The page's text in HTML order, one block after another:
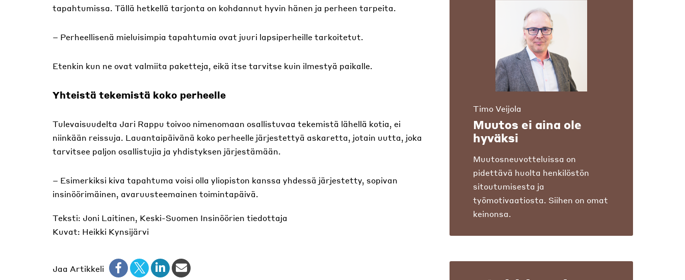
tapahtumissa. Tällä hetkellä tarjonta on kohdannut hyvin hänen ja perheen tarpeita.
– Perheellisenä mieluisimpia tapahtumia ovat juuri lapsiperheille tarkoitetut.
Etenkin kun ne ovat valmiita paketteja, eikä itse tarvitse kuin ilmestyä paikalle.
Yhteistä tekemistä koko perheelle
Tulevaisuudelta Jari Rappu toivoo nimenomaan osallistuvaa tekemistä lähellä kotia, ei
niinkään reissuja. Lauantaipäivänä koko perheelle järjestettyä askaretta, jotain uutta, joka
tarvitsee paljon osallistujia ja yhdistyksen järjestämään.
– Esimerkiksi kiva tapahtuma voisi olla yliopiston kanssa yhdessä järjestetty, sopivan
insinöörimäinen, avaruusteemainen toimintapäivä.
Teksti: Joni Laitinen, Keski-Suomen Insinöörien tiedottaja
Kuvat: Heikki Kynsijärvi
Jaa Artikkeli
Timo Veijola
Muutos ei aina ole
hyväksi
Muutosneuvotteluissa on
pidettävä huolta henkilöstön
sitoutumisesta ja
työmotivaatiosta. Siihen on omat
keinonsa.